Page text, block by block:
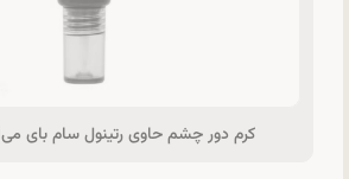
کرم دور چشم حاوی رتینول سام بای میSome by mi